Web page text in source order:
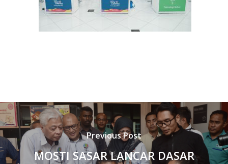
Previous Post
MOSTI SASAR LANCAR DASAR